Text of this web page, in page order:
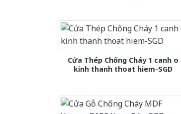
Cửa Thép Chống Cháy 1 canh o
kinh thanh thoat hiem-SGD